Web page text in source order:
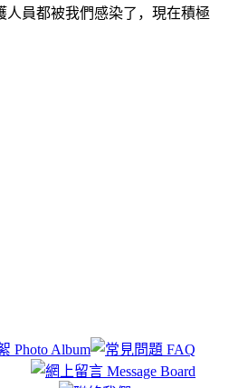
員都被我們感染了，現在積極